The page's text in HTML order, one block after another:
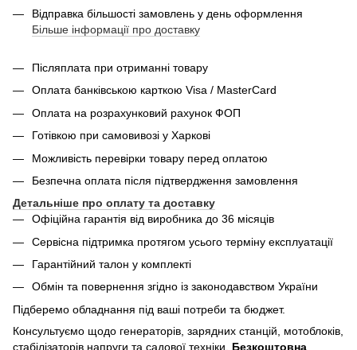
Відправка більшості замовлень у день оформлення
Більше інформації про доставку
Післяплата при отриманні товару
Оплата банківською карткою Visa / MasterCard
Оплата на розрахунковий рахунок ФОП
Готівкою при самовивозі у Харкові
Можливість перевірки товару перед оплатою
Безпечна оплата після підтвердження замовлення
Детальніше про оплату та доставку
Офіційна гарантія від виробника до 36 місяців
Сервісна підтримка протягом усього терміну експлуатації
Гарантійний талон у комплекті
Обмін та повернення згідно із законодавством України
Підберемо обладнання під ваші потреби та бюджет.
Консультуємо щодо генераторів, зарядних станцій, мотоблоків,
стабілізаторів напруги та садової техніки. Безкоштовна